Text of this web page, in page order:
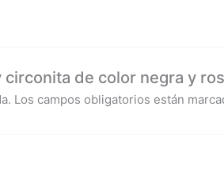
circonita de color negra y
Los campos obligatorios están